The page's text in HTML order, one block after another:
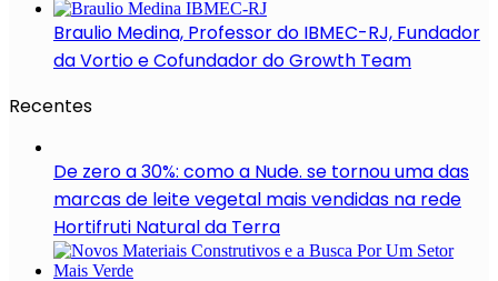
Braulio Medina, Professor do IBMEC-RJ, Fundador
da Vortio e Cofundador do Growth Team
Recentes
De zero a 30%: como a Nude. se tornou uma das
marcas de leite vegetal mais vendidas na rede
Hortifruti Natural da Terra